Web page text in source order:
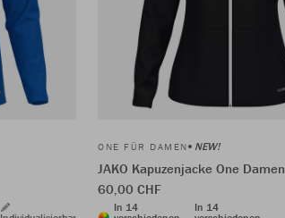
ONE FÜR DAMEN NEW!
JAKO Kapuzenjacke One Damen
60,00 CHF
In 14
In 14